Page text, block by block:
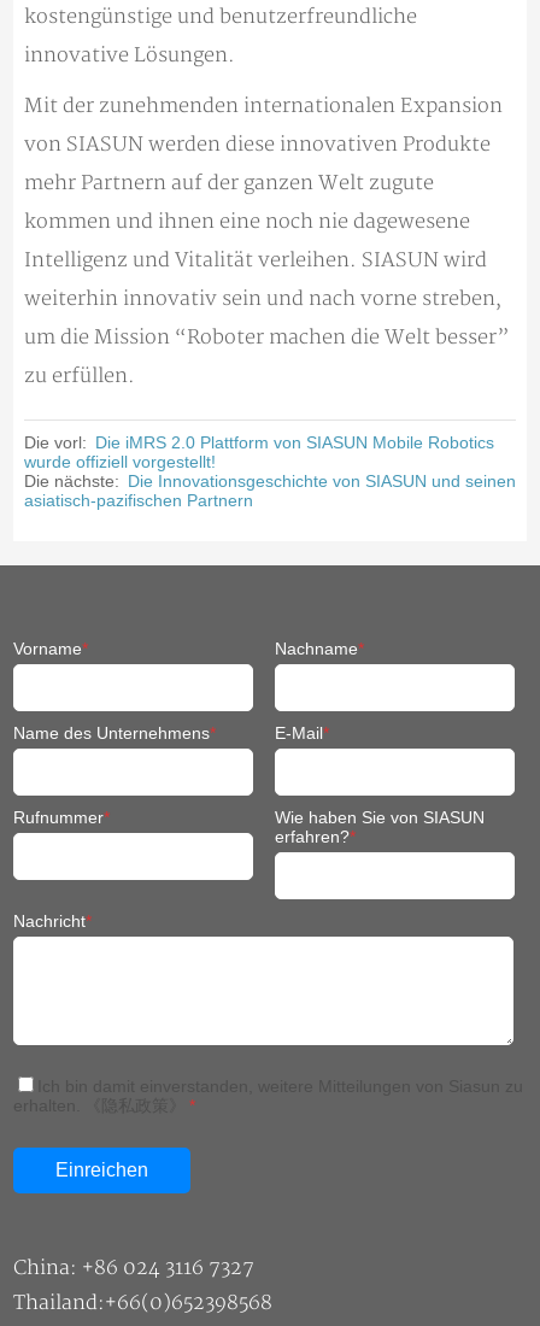
kostengünstige und benutzerfreundliche
innovative Lösungen.
Mit der zunehmenden internationalen Expansion
von SIASUN werden diese innovativen Produkte
mehr Partnern auf der ganzen Welt zugute
kommen und ihnen eine noch nie dagewesene
Intelligenz und Vitalität verleihen. SIASUN wird
weiterhin innovativ sein und nach vorne streben,
um die Mission “Roboter machen die Welt besser”
zu erfüllen.
Die vorl: Die iMRS 2.0 Plattform von SIASUN Mobile Robotics
wurde offiziell vorgestellt!
Die nächste: Die Innovationsgeschichte von SIASUN und seinen
asiatisch-pazifischen Partnern
Vorname* Nachname*
Name des Unternehmens* E-Mail*
Rufnummer*
Wie haben Sie von SIASUN
erfahren?*
Nachricht*
*
China: +86 024 3116 7327
Thailand:+66(0)652398568